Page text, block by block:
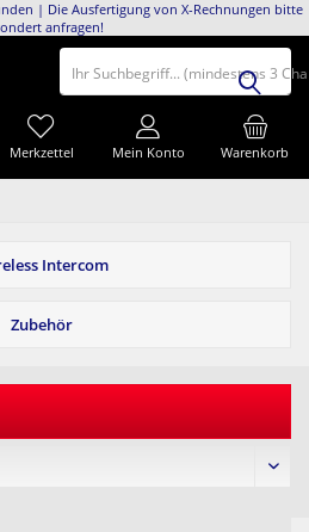
| Die Ausfertigung von X-Rechnungen bitte
anfragen!
Ihr Suchbegriff... (mindestens 3
Warenkorb
Merkzettel Mein Konto
Intercom
Zubehör